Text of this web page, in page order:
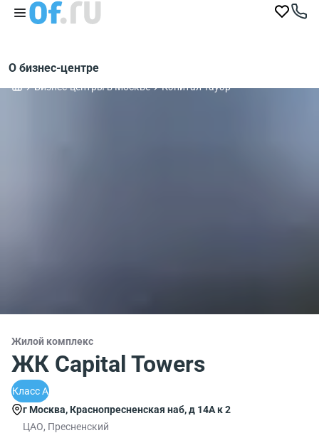
О бизнес-центре
Бизнес-центры в Москве Кэпитал Тауэр
Жилой комплекс
ЖК Capital Towers
Класс A
г Москва, Краснопресненская наб, д 14А к 2
ЦАО, Пресненский